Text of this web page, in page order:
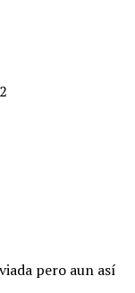
pero aun así